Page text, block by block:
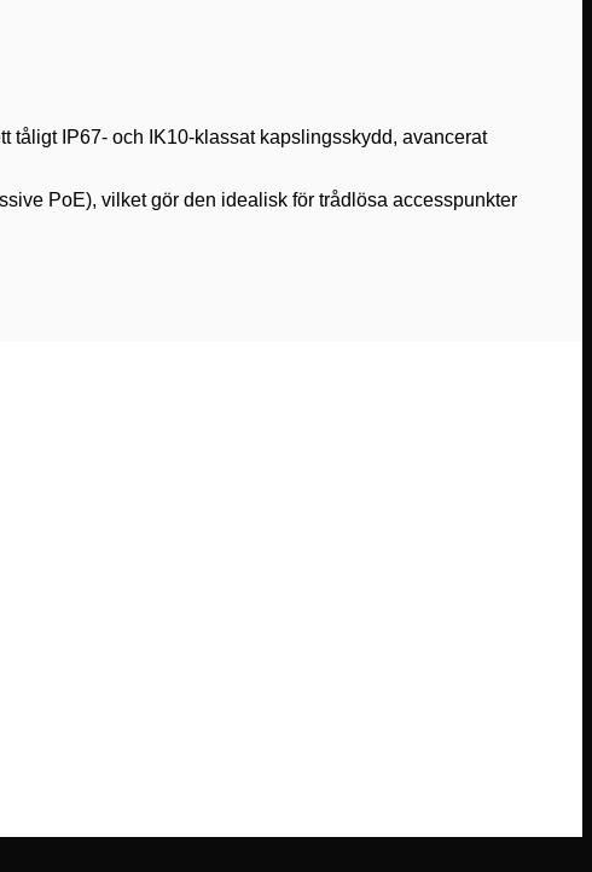
tåligt IP67- och IK10-klassat kapslingsskydd, avancerat
PoE), vilket gör den idealisk för trådlösa accesspunkter